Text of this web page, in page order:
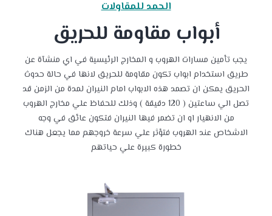
الحمد للمقاولات
أبواب مقاومة للحريق
يجب تأمين مسارات الهروب و المخارج الرئيسية في اي منشآة عن
طريق استخدام ابواب تكون مقاومة للحريق لانها في حالة حدوث
الحريق يمكن ان تصمد هذه الابواب امام النيران لمدة من الزمن قد
تصل الي ساعتين ( 120 دقيقة ) وذلك للحفاظ علي مخارج الهروب
من الانهيار او ان تضمر فيها النيران فتكون عائق في وجه
الاشخاص عند الهروب فتؤثر علي سرعة خروجهم مما يجعل هناك
خطورة كبيرة علي حياتهم